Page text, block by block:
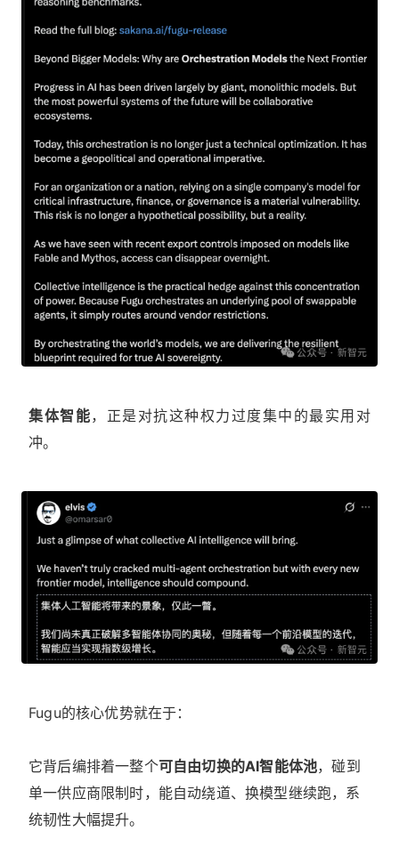
集体智能，正是对抗这种权力过度集中的最实用对
冲。
Fugu的核心优势就在于：
它背后编排着一整个可自由切换的AI智能体池，碰到
单一供应商限制时，能自动绕道、换模型继续跑，系
统韧性大幅提升。